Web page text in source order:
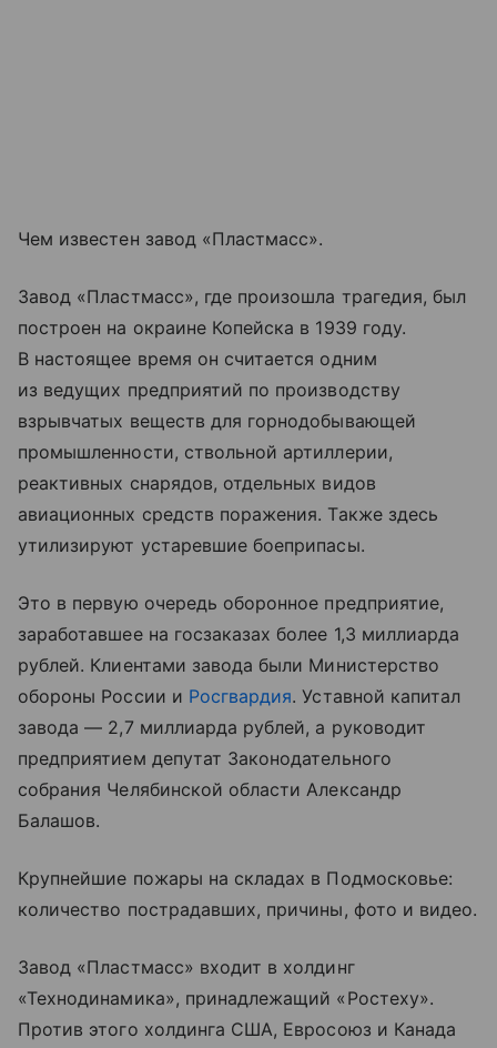
Чем известен завод «Пластмасс».
Завод «Пластмасс», где произошла трагедия, был
построен на окраине Копейска в 1939 году.
В настоящее время он считается одним
из ведущих предприятий по производству
взрывчатых веществ для горнодобывающей
промышленности, ствольной артиллерии,
реактивных снарядов, отдельных видов
авиационных средств поражения. Также здесь
утилизируют устаревшие боеприпасы.
Это в первую очередь оборонное предприятие,
заработавшее на госзаказах более 1,3 миллиарда
рублей. Клиентами завода были Министерство
обороны России и Росгвардия. Уставной капитал
завода — 2,7 миллиарда рублей, а руководит
предприятием депутат Законодательного
собрания Челябинской области Александр
Балашов.
Крупнейшие пожары на складах в Подмосковье:
количество пострадавших, причины, фото и видео.
Завод «Пластмасс» входит в холдинг
«Технодинамика», принадлежащий «Ростеху».
Против этого холдинга США, Евросоюз и Канада